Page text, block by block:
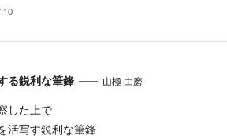
る鋭利な筆鋒
山極 由磨
した上で
活写す鋭利な筆鋒